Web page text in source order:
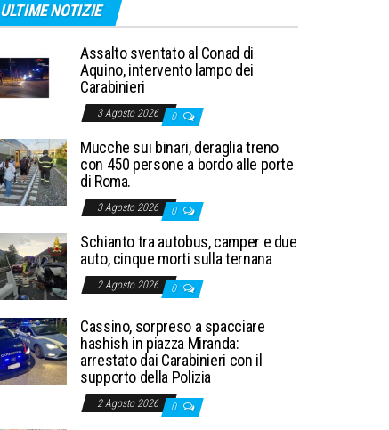
ULTIME NOTIZIE
Assalto sventato al Conad di
Aquino, intervento lampo dei
Carabinieri
3 Agosto 2026 0
Mucche sui binari, deraglia treno
con 450 persone a bordo alle porte
di Roma.
3 Agosto 2026 0
Schianto tra autobus, camper e due
auto, cinque morti sulla ternana
2 Agosto 2026 0
Cassino, sorpreso a spacciare
hashish in piazza Miranda:
arrestato dai Carabinieri con il
supporto della Polizia
2 Agosto 2026 0